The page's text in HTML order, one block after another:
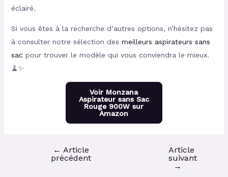
éclairé.
Si vous êtes à la recherche d’autres options, n’hésitez pas
à consulter notre sélection des meilleurs aspirateurs sans
sac pour trouver le modèle qui vous conviendra le mieux.
🧹✨
Voir Monzana
Aspirateur sans Sac
Rouge 900W sur
Amazon
← Article
précédent
Article
suivant
→